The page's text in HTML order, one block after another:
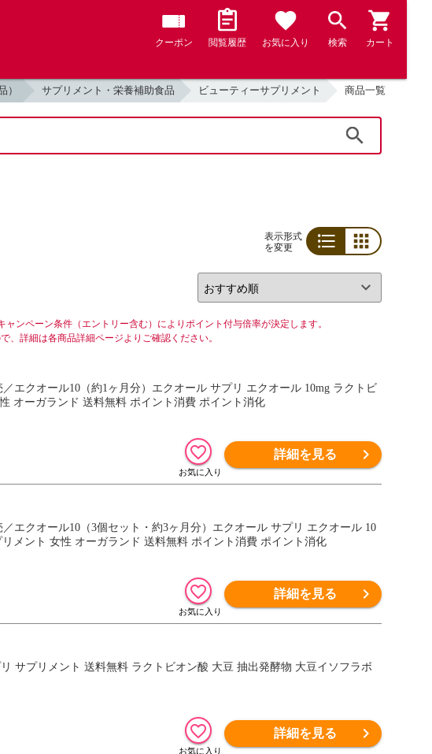
クーポン 閲覧履歴 お気に入り 検索 カート
） サプリメント・栄養補助食品 ビューティーサプリメント 商品一覧
表示形式
を変更
ンペーン条件（エントリー含む）によりポイント付与倍率が決定します。
、詳細は各商品詳細ページよりご確認ください。
オーガランド 送料無料 ポイント消費 ポイント消化
詳細を見る
メント 女性 オーガランド 送料無料 ポイント消費 ポイント消化
詳細を見る
詳細を見る